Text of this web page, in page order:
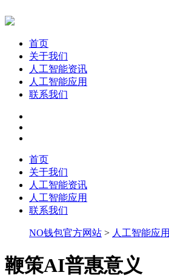
首页
关于我们
人工智能资讯
人工智能应用
联系我们
首页
关于我们
人工智能资讯
人工智能应用
联系我们
NO钱包官方网站 > 人工智能应用
鞭策AI普惠意义